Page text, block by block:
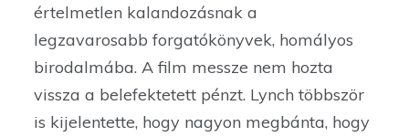
értelmetlen kalandozásnak a
legzavarosabb forgatókönyvek, homályos
birodalmába. A film messze nem hozta
vissza a belefektetett pénzt. Lynch többször
is kijelentette, hogy nagyon megbánta, hogy